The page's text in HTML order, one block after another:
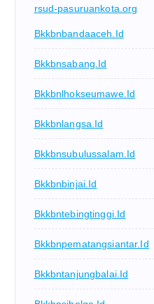
rsud-pasuruankota.org
Bkkbnbandaaceh.id
Bkkbnsabang.id
Bkkbnlhokseumawe.id
Bkkbnlangsa.id
Bkkbnsubulussalam.id
Bkkbnbinjai.id
Bkkbntebingtinggi.id
Bkkbnpematangsiantar.id
Bkkbntanjungbalai.id